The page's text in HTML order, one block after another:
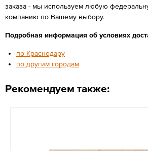
заказа - мы используем любую
компанию по Вашему выбору.
Подробная информация об условиях
по Краснодару
по другим городам
Рекомендуем также: